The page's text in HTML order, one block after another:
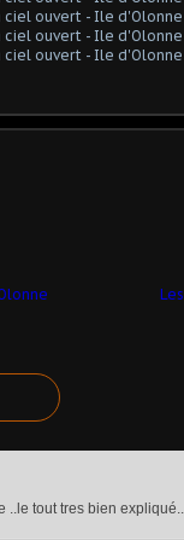
..le tout tres bien